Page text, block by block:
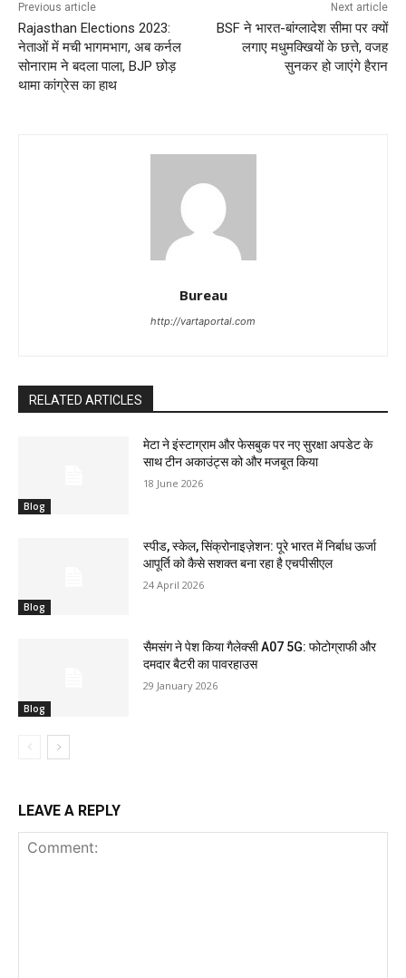
Previous article
Rajasthan Elections 2023:
नेताओं में मची भागमभाग, अब कर्नल
सोनाराम ने बदला पाला, BJP छोड़
थामा कांग्रेस का हाथ
Next article
BSF ने भारत-बांग्लादेश सीमा पर क्यों
लगाए मधुमक्खियों के छत्ते, वजह
सुनकर हो जाएंगे हैरान
Bureau
http://vartaportal.com
RELATED ARTICLES
Blog
मेटा ने इंस्टाग्राम और फेसबुक पर नए सुरक्षा अपडेट के
साथ टीन अकाउंट्स को और मजबूत किया
18 June 2026
Blog
स्पीड, स्केल, सिंक्रोनाइज़ेशन: पूरे भारत में निर्बाध ऊर्जा
आपूर्ति को कैसे सशक्त बना रहा है एचपीसीएल
24 April 2026
Blog
सैमसंग ने पेश किया गैलेक्सी A07 5G: फोटोग्राफी और
दमदार बैटरी का पावरहाउस
29 January 2026
LEAVE A REPLY